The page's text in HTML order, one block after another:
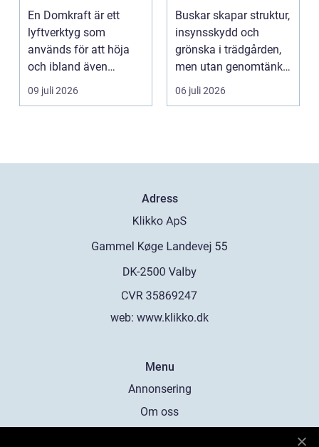
En Domkraft är ett
lyftverktyg som
används för att höja
och ibland även
positionera tunga
objekt, so...
09 juli 2026
vackra buskar året
runt
Buskar skapar struktur,
insynsskydd och
grönska i trädgården,
men utan genomtänkt
beskärning blir de...
06 juli 2026
Adress
web: www.klikko.dk
Menu
Annonsering
Om oss